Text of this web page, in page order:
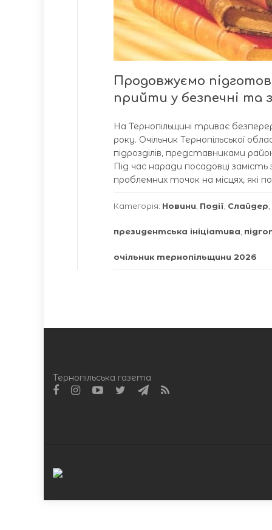
Продовжуємо
прийти у безпечні та
На Тернопільщині триває
року. Очільник Тернопільської
підрозділів, представниками
Під час наради посадовці
проблемних точок на місцях, які
Категорія: Новини Події Слайдер
президентська ініціатива
очільник тернопільщини 2026
Тернопільська газета